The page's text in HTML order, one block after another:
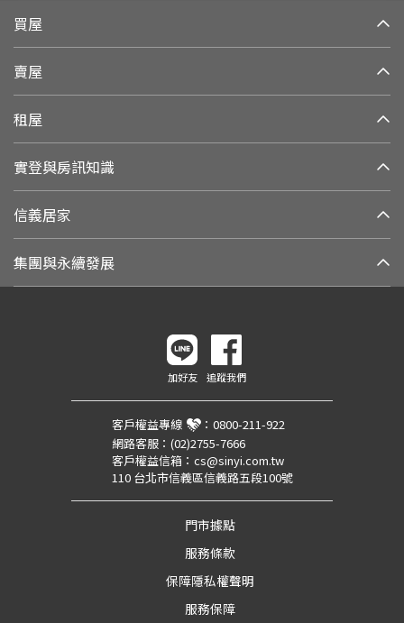
買屋
賣屋
租屋
實登與房訊知識
信義居家
集團與永續發展
加好友 追蹤我們
客戶權益專線 ： 0800-211-922
網路客服： (02)2755-7666
客戶權益信箱： cs@sinyi.com.tw
110 台北市信義區信義路五段100號
門市據點
服務條款
保障隱私權聲明
服務保障